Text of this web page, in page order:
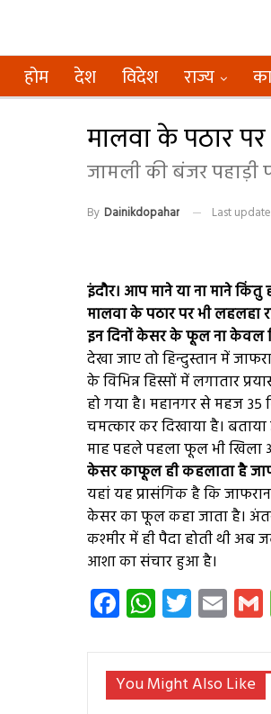
होम देश विदेश राज्य
मालवा के पठार
जामली की बंजर
By Dainikdopahar Last
इंदौर। आप माने या ना माने
मालवा के पठार पर भी लहलहा
इन दिनों केसर के फूल ना केवल
देखा जाए तो हिन्दुस्तान में
के विभिन्न हिस्सों में लगातार
हो गया है। महानगर से महज ३५
चमत्कार कर दिखाया है।
माह पहले पहला फूल भी
केसर काफूल ही कहलाता है
यहां यह प्रासंगिक है कि
केसर का फूल कहा जाता है।
कश्मीर में ही पैदा होती थी
आशा का संचार हुआ है।
Facebook
You Might Also Like